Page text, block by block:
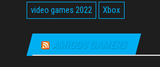
video games 2022
Xbox
AMIGOS GAMERS